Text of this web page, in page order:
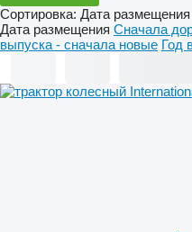
Сортировка: Дата размещения
Дата размещения Сначала
выпуска - сначала новые Год